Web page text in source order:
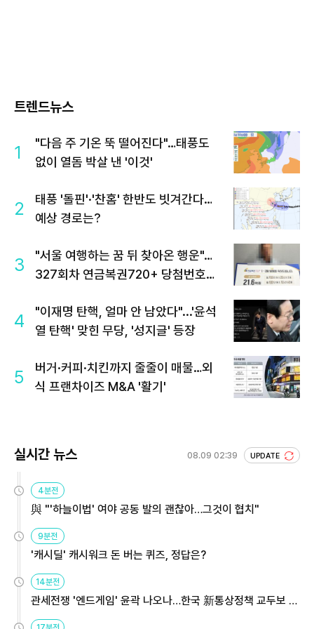
트렌드뉴스
1
"다음 주 기온 뚝 떨어진다"…태풍도
없이 열돔 박살 낸 '이것'
2
태풍 '돌핀'·'찬홈' 한반도 빗겨간다…
예상 경로는?
3
"서울 여행하는 꿈 뒤 찾아온 행운"…
327회차 연금복권720+ 당첨번호조
4
"이재명 탄핵, 얼마 안 남았다"...'윤석
열 탄핵' 맞힌 무당, '성지글' 등장
5
버거·커피·치킨까지 줄줄이 매물…외
식 프랜차이즈 M&A '활기'
실시간 뉴스 08.09 02:39 UPDATE
4분전
與 "'하늘이법' 여야 공동 발의 괜찮아…그것이 협치"
9분전
'캐시딜' 캐시워크 돈 버는 퀴즈, 정답은?
14분전
관세전쟁 '엔드게임' 윤곽 나오나…한국 新통상정책 교두보 활
용해야